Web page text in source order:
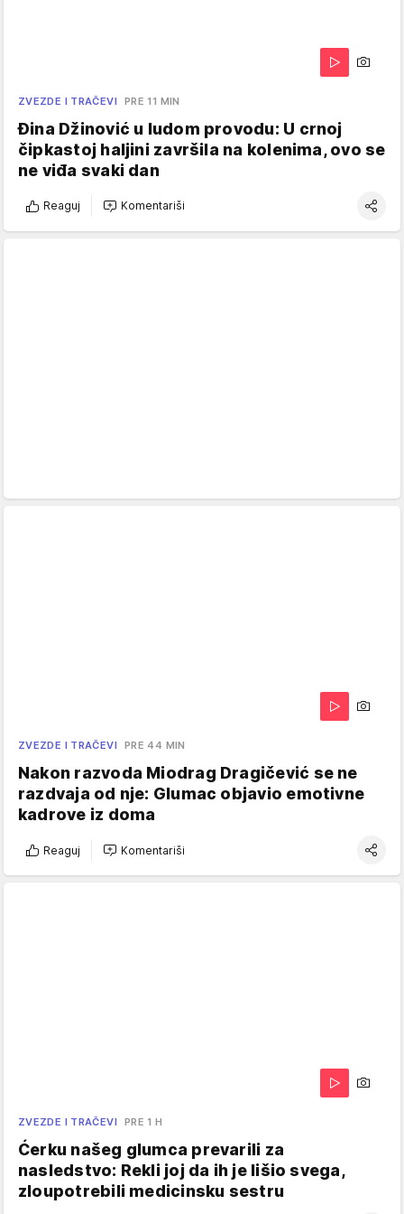
ZVEZDE I TRAČEVI PRE 11 MIN
Đina Džinović u ludom provodu: U crnoj
čipkastoj haljini završila na kolenima, ovo se
ne viđa svaki dan
Reaguj Komentariši
ZVEZDE I TRAČEVI PRE 44 MIN
Nakon razvoda Miodrag Dragičević se ne
razdvaja od nje: Glumac objavio emotivne
kadrove iz doma
Reaguj Komentariši
ZVEZDE I TRAČEVI PRE 1 H
Ćerku našeg glumca prevarili za
nasledstvo: Rekli joj da ih je lišio svega,
zloupotrebili medicinsku sestru